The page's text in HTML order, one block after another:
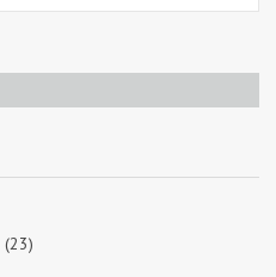
(23)